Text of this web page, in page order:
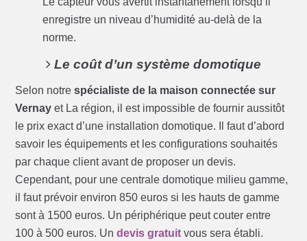
enregistre un niveau d’humidité au-delà de la
norme.
Le coût d’un système domotique
Selon notrespécialiste de la maison connectée sur
Vernay et La région, il est impossible de fournir aussitôt
le prix exact d’une installation domotique. Il faut d’abord
savoir les équipements et les configurations souhaités
par chaque client avant de proposer un devis.
Cependant, pour une centrale domotique milieu gamme,
il faut prévoir environ 850 euros si les hauts de gamme
sont à 1500 euros. Un périphérique peut couter entre
100 à 500 euros. Undevis gratuit vous sera établi.